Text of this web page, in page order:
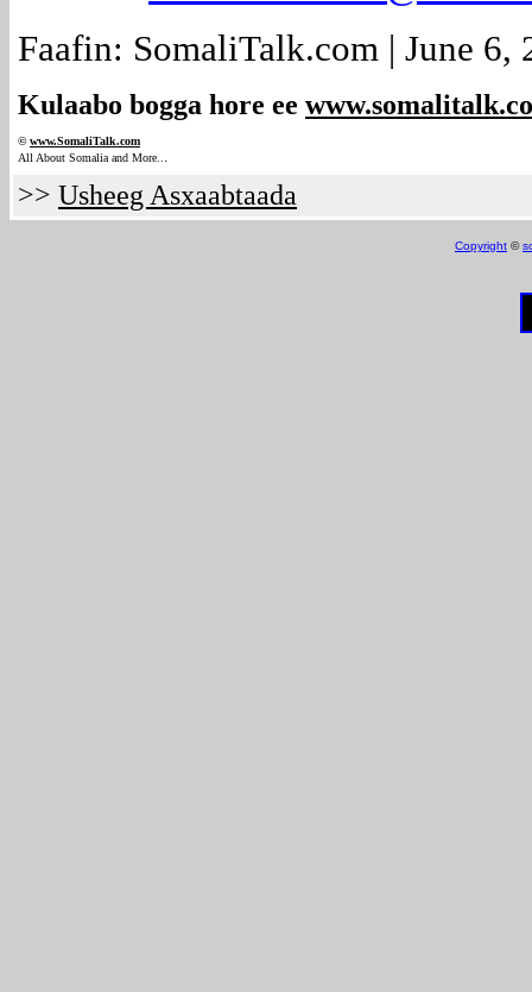
Faafin: SomaliTalk.com | June 6,
Kulaabo bogga hore ee
©www.SomaliTalk.com
All About Somalia and More.. .
>> Usheeg Asxaabtaada
Copyright ©